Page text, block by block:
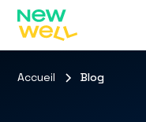
Accueil Blog